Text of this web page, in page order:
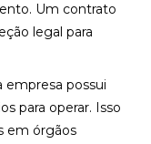
Um contrato
legal para
empresa possui
para operar. Isso
em órgãos